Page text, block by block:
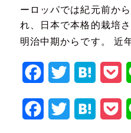
ーロッパでは紀元前か
れ、日本で本格的栽培
明治中期からです。 近
Facebook
Twitter Hatena
Facebook
Twitter Hatena